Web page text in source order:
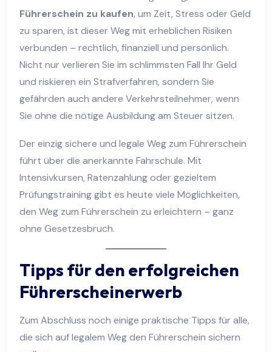
Führerschein zu kaufen, um Zeit, Stress oder Geld
zu sparen, ist dieser Weg mit erheblichen Risiken
verbunden – rechtlich, finanziell und persönlich.
Nicht nur verlieren Sie im schlimmsten Fall Ihr Geld
und riskieren ein Strafverfahren, sondern Sie
gefährden auch andere Verkehrsteilnehmer, wenn
Sie ohne die nötige Ausbildung am Steuer sitzen.
Der einzig sichere und legale Weg zum Führerschein
führt über die anerkannte Fahrschule. Mit
Intensivkursen, Ratenzahlung oder gezieltem
Prüfungstraining gibt es heute viele Möglichkeiten,
den Weg zum Führerschein zu erleichtern – ganz
ohne Gesetzesbruch.
Tipps für den erfolgreichen
Führerscheinerwerb
Zum Abschluss noch einige praktische Tipps für alle,
die sich auf legalem Weg den Führerschein sichern